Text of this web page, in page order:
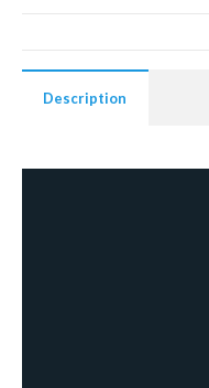
Description